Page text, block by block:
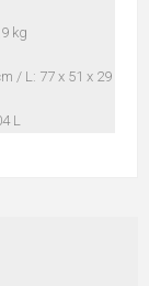
kg
/ L: 77 x 51 x 29
L